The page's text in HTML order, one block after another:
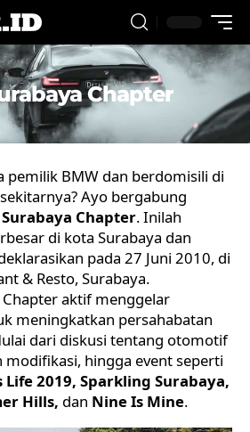
Chapter
pemilik BMW dan berdomisili di
Ayo bergabung
Surabaya Chapter. Inilah
di kota Surabaya dan
pada 27 Juni 2010, di
& Resto, Surabaya.
Chapter aktif menggelar
meningkatkan persahabatan
dari diskusi tentang otomotif
modifikasi, hingga event seperti
Life 2019, Sparkling Surabaya,
Hills, dan Nine Is Mine.